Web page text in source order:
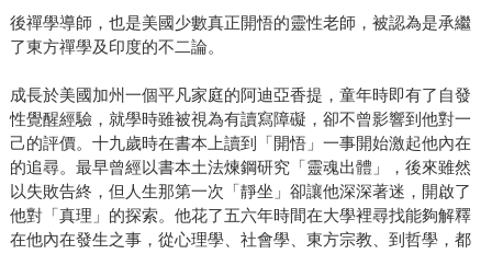
後禪學導師，也是美國少數真正開悟的靈性老師，被認為是承繼
了東方禪學及印度的不二論。
成長於美國加州一個平凡家庭的阿迪亞香提，童年時即有了自發
性覺醒經驗，就學時雖被視為有讀寫障礙，卻不曾影響到他對一
己的評價。十九歲時在書本上讀到「開悟」一事開始激起他內在
的追尋。最早曾經以書本土法煉鋼研究「靈魂出體」，後來雖然
以失敗告終，但人生那第一次「靜坐」卻讓他深深著迷，開啟了
他對「真理」的探索。他花了五六年時間在大學裡尋找能夠解釋
在他內在發生之事，從心理學、社會學、東方宗教、到哲學，都